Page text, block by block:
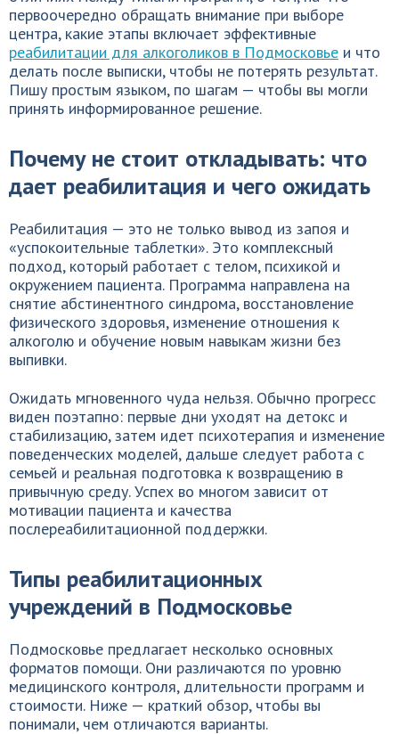
первоочередно обращать внимание при выборе
центра, какие этапы включает эффективные
реабилитации для алкоголиков в Подмосковье и что
делать после выписки, чтобы не потерять результат.
Пишу простым языком, по шагам — чтобы вы могли
принять информированное решение.
Почему не стоит откладывать: что
дает реабилитация и чего ожидать
Реабилитация — это не только вывод из запоя и
«успокоительные таблетки». Это комплексный
подход, который работает с телом, психикой и
окружением пациента. Программа направлена на
снятие абстинентного синдрома, восстановление
физического здоровья, изменение отношения к
алкоголю и обучение новым навыкам жизни без
выпивки.
Ожидать мгновенного чуда нельзя. Обычно прогресс
виден поэтапно: первые дни уходят на детокс и
стабилизацию, затем идет психотерапия и изменение
поведенческих моделей, дальше следует работа с
семьей и реальная подготовка к возвращению в
привычную среду. Успех во многом зависит от
мотивации пациента и качества
послереабилитационной поддержки.
Типы реабилитационных
учреждений в Подмосковье
Подмосковье предлагает несколько основных
форматов помощи. Они различаются по уровню
медицинского контроля, длительности программ и
стоимости. Ниже — краткий обзор, чтобы вы
понимали, чем отличаются варианты.